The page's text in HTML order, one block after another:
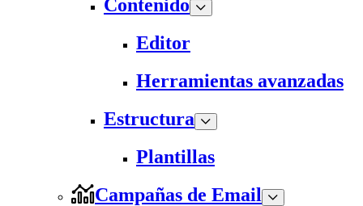
Contenido
Editor
Herramientas avanzadas
Estructura
Plantillas
Campañas de Email